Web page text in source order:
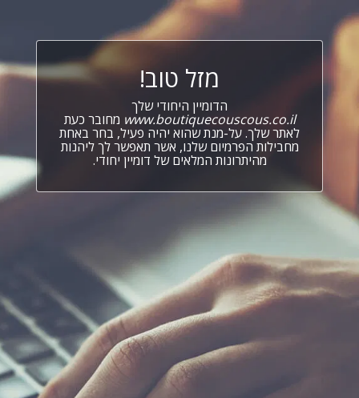
מזל טוב!
הדומיין היחודי שלך
www.boutiquecouscous.co.il מחובר כעת
לאתר שלך. על-מנת שהוא יהיה פעיל, בחר באחת
מחבילות הפרמיום שלנו, אשר תאפשר לך ליהנות
מהיתרונות המלאים של דומיין יחודי.